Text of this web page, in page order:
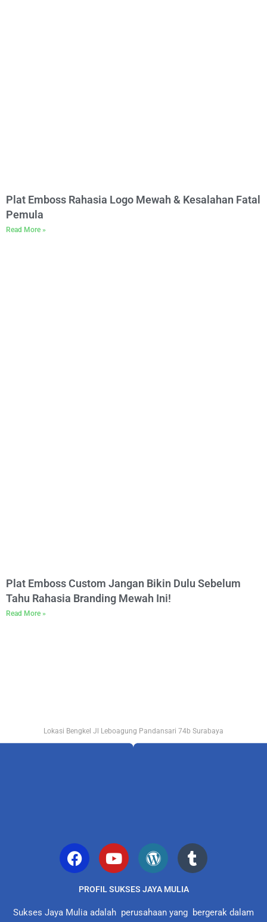
Plat Emboss Rahasia Logo Mewah & Kesalahan Fatal
Pemula
Read More »
Plat Emboss Custom Jangan Bikin Dulu Sebelum
Tahu Rahasia Branding Mewah Ini!
Read More »
Lokasi Bengkel Jl Leboagung Pandansari 74b Surabaya
PROFIL SUKSES JAYA MULIA
Sukses Jaya Mulia adalah perusahaan yang bergerak dalam